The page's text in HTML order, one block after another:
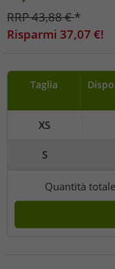
RRP43,88€*
Risparmi 37,07 €!
Taglia
XS
S
Quantità totale